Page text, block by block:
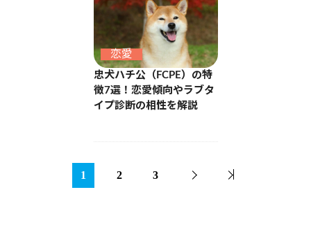
恋愛
忠犬ハチ公（FCPE）の特
徴7選！恋愛傾向やラブタ
イプ診断の相性を解説
1 2 3